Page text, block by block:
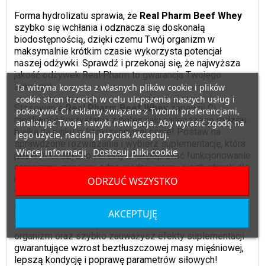
Forma hydrolizatu sprawia, żeReal Pharm Beef Whey
szybko się wchłania i odznacza się doskonałą
biodostępnością, dzięki czemu Twój organizm w
maksymalnie krótkim czasie wykorzysta potencjał
naszej odżywki. Sprawdź i przekonaj się, że najwyższa
jakość odżywek Real Pharm to gwarancja Twojego
sukcesu!
StosowanieReal Pharm Beef Wheyzapewni Ci
możliwość korzystania z potencjału najlepszego rodzaju
białka na rynku w konkurencyjnej cenie! Postaw na
sprawdzone rozwiązania i wybierz suplementację, która
pozwoli Ci szybko i efektywnie poprawić funkcjonowanie
organizmu, zapewni odpowiednią porcję niezbędnych dla
mięśni aminokwasów oraz sprawi, że regeneracja Twoich
włókien mięśniowych będzie przebiegała znacznie
szybciej niż do tej pory!
Z
osiągniesz każdy cel, zadbasz o Twój
organizm oraz szybko zauważysz efekty suplementacji
gwarantujące wzrost beztłuszczowej masy mięśniowej,
lepszą kondycję i poprawę parametrów siłowych!
Ta witryna korzysta z własnych plików cookie i plików
cookie stron trzecich w celu ulepszenia naszych usług i
pokazywać Ci reklamy związane z Twoimi preferencjami,
analizując Twoje nawyki nawigacja. Aby wyrazić zgodę na
jego użycie, naciśnij przycisk Akceptuj.
Więcej informacji Dostosuj pliki cookie
ODRZUĆ WSZYSTKO
AKCEPTUJĘ